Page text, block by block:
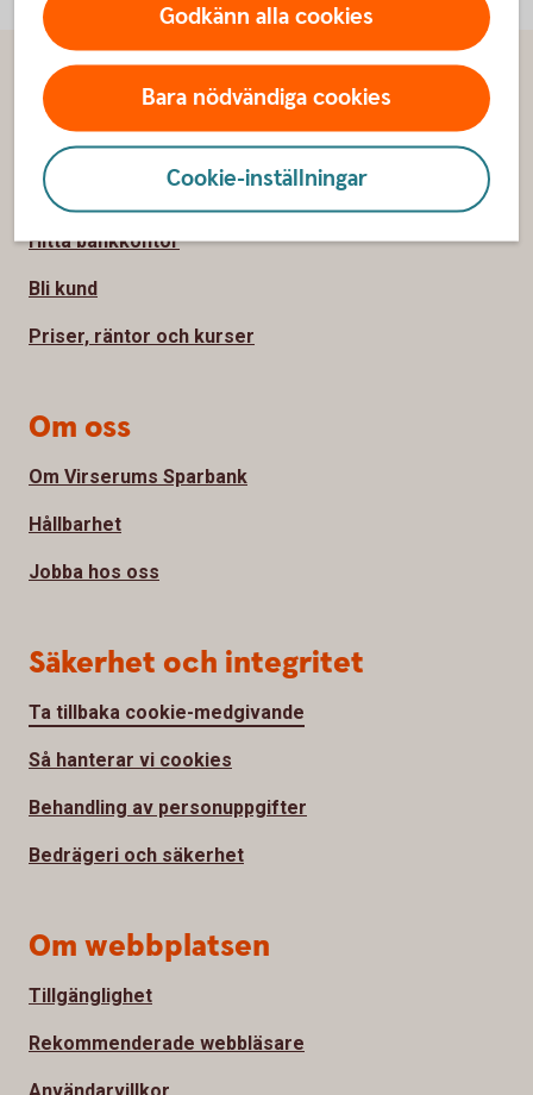
Godkänn alla cookies
Bara nödvändiga cookies
Cookie-inställningar
Sidfot
Hitta snabbt
Kontakta oss
Spärrhjälp
Hitta bankkontor
Bli kund
Priser, räntor och kurser
Om oss
Om Virserums Sparbank
Hållbarhet
Jobba hos oss
Säkerhet och integritet
Ta tillbaka cookie-medgivande
Så hanterar vi cookies
Behandling av personuppgifter
Bedrägeri och säkerhet
Om webbplatsen
Tillgänglighet
Rekommenderade webbläsare